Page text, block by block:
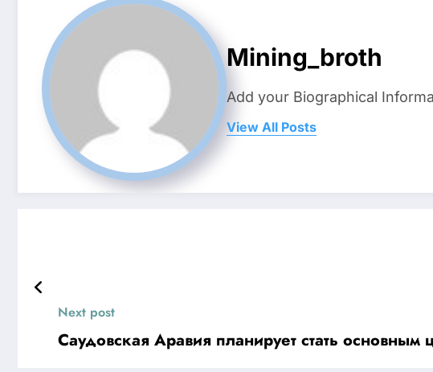
Mining_broth
Add your Biographical
View All Posts
Next post
Саудовская Аравия планирует стать основным